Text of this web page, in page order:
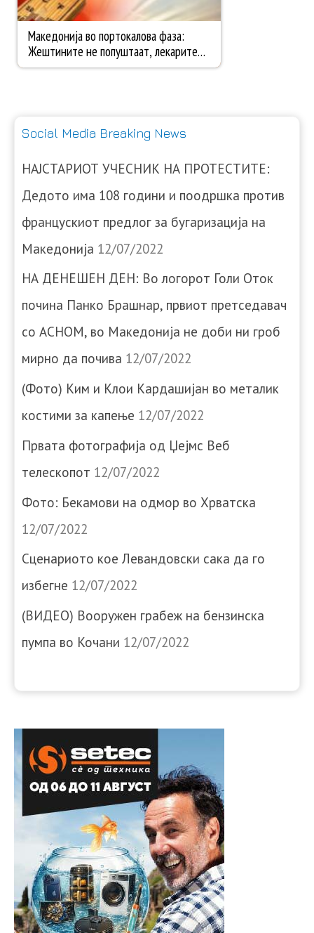
Social Media Breaking News
НАЈСТАРИОТ УЧЕСНИК НА ПРОТЕСТИТЕ:
Дедото има 108 години и поодршка против
францускиот предлог за бугаризација на
Македонија 12/07/2022
НА ДЕНЕШЕН ДЕН: Во логорот Голи Оток
почина Панко Брашнар, првиот претседавач
со АСНОМ, во Македонија не доби ни гроб
мирно да почива 12/07/2022
(Фото) Ким и Клои Кардашијан во металик
костими за капење 12/07/2022
Првата фотографија од Џејмс Веб
телескопот 12/07/2022
Фото: Бекамови на одмор во Хрватска
12/07/2022
Сценариото кое Левандовски сака да го
избегне 12/07/2022
(ВИДЕО) Вооружен грабеж на бензинска
пумпа во Кочани 12/07/2022